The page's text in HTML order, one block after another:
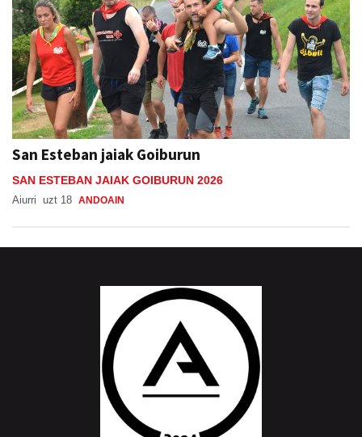
San Esteban jaiak Goiburun
SAN ESTEBAN JAIAK GOIBURUN 2026
Aiurri uzt 18 ANDOAIN